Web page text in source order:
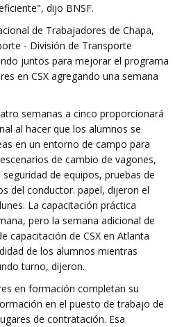
dijo BNSF.
de Trabajadores de Chapa,
- División de Transporte
juntos para mejorar el programa
en CSX agregando una semana
semanas a cinco proporcionará
al hacer que los alumnos se
en un entorno de campo para
de cambio de vagones,
de equipos, pruebas de
del conductor. papel, dijeron el
La capacitación práctica
pero la semana adicional de
capacitación de CSX en Atlanta
de los alumnos mientras
turno, dijeron.
en formación completan su
en el puesto de trabajo de
de contratación. Esa